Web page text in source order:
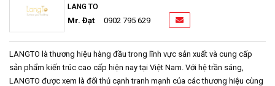
LANG TO
Mr. Đạt 0902 795 629
LANGTO là thương hiệu hàng đầu trong lĩnh vực sản xuất và cung cấp
sản phẩm kiến trúc cao cấp hiện nay tại Việt Nam. Với hệ trần sáng,
LANGTO được xem là đối thủ cạnh tranh mạnh của các thương hiệu cùng